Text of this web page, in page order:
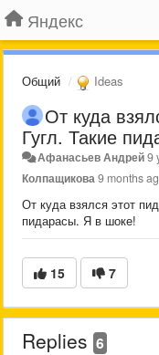
Яндекс
Общий Ideas
От куда
Гугл. Такие
Афанасьев Андрей9
Колпащикова 9 months
От куда взялся этот
пидарасы. Я в шоке!
15 7
Replies 6